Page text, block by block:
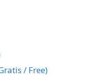
/ Free)